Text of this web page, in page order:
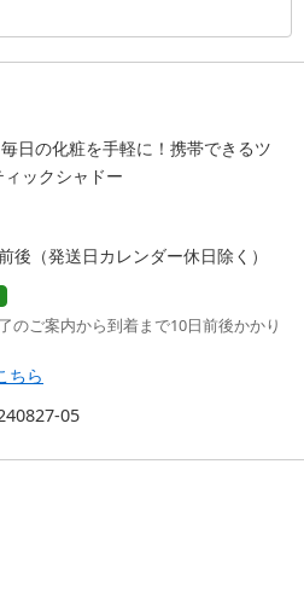
毎日の化粧を手軽に！携帯できるツ
ィックシャドー
後（発送日カレンダー休日除く）
のご案内から到着まで10日前後かかり
ちら
05